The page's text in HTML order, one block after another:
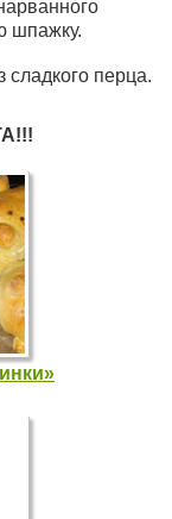
шпажку.
сладкого перца.